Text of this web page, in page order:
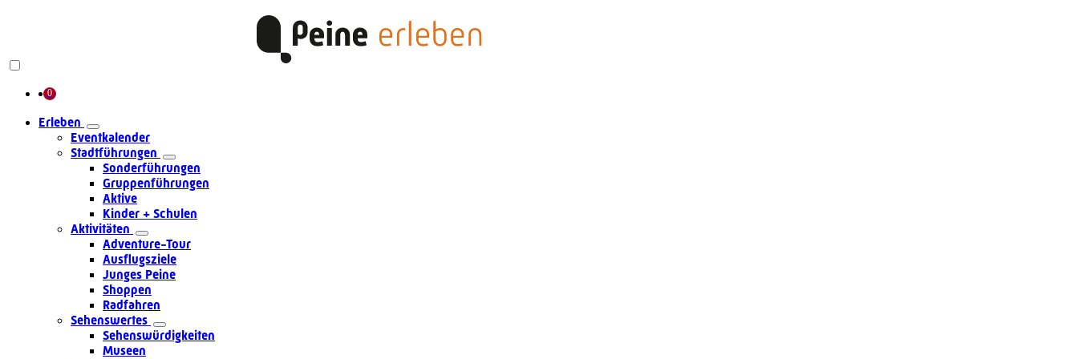
Erleben
Eventkalender
Stadtführungen
Sonderführungen
Gruppenführungen
Aktive
Kinder + Schulen
Aktivitäten
Adventure-Tour
Ausflugsziele
Junges Peine
Shoppen
Radfahren
Sehenswertes
Sehenswürdigkeiten
Museen